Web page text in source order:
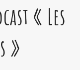
« Les
»